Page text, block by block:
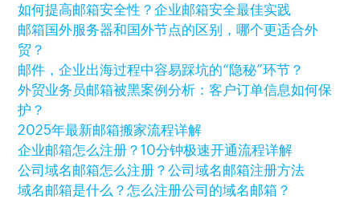
如何提高邮箱安全性？企业邮箱安全最佳实践
邮箱国外服务器和国外节点的区别，哪个更适合外
贸？
邮件，企业出海过程中容易踩坑的“隐秘”环节？
外贸业务员邮箱被黑案例分析：客户订单信息如何保
护？
2025年最新邮箱搬家流程详解
企业邮箱怎么注册？10分钟极速开通流程详解
公司域名邮箱怎么注册？公司域名邮箱注册方法
域名邮箱是什么？怎么注册公司的域名邮箱？